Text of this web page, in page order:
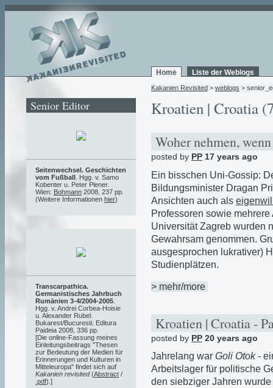
Home Liste der Weblogs
Kakanien Revisited > weblogs >
Kroatien | Croatia
Woher nehmen,
posted by PP 17 years ago
Ein bisschen Uni-Gossip:
Bildungsminister Dragan
Ansichten auch als
Professoren sowie
Universität Zagreb wurden
Gewahrsam genommen.
ausgesprochen lukrativer)
Studienplätzen.
> mehr/more
Kroatien | Croatia -
posted by PP 20 years ago
Jahrelang war Goli Otok-
Arbeitslager für politische
den siebziger Jahren
Senior Editor
Seitenwechsel. Geschichten
vom Fußball . Hgg. v. Samo
Kobenter u. Peter Plener.
Wien: Bohmann 2008, 237 pp.
(Weitere Informationen hier)
Transcarpathica.
Germanistisches Jahrbuch
Rumänien 3-4/2004-2005
Hgg. v. Andrei Corbea-Hoisie
u. Alexander Rubel.
Bukarest/Bucuresti: Editura
Paideia 2008, 336 pp.
[Die online-Fassung meines
Einleitungsbeitrags "Thesen
zur Bedeutung der Medien für
Erinnerungen und Kulturen in
Mitteleuropa" findet sich auf
Kakanien revisited(Abstract /
.pdf).]